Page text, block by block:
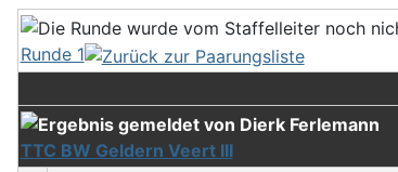
Runde 1
TTC BW Geldern Veert III